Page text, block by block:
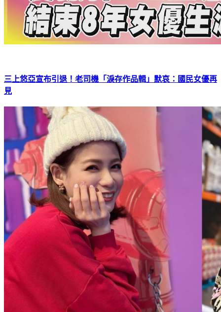
三上悠亞宣布引退！老司機「淚存作品輯」默哀：國民女優再
見